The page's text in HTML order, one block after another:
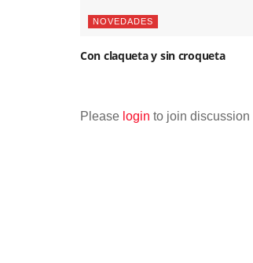
NOVEDADES
Con claqueta y sin croqueta
Please login to join discussion